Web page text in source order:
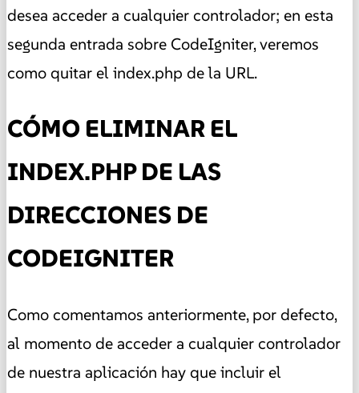
desea acceder a cualquier controlador; en esta
segunda entrada sobre CodeIgniter, veremos
como quitar el index.php de la URL.
CÓMO ELIMINAR EL
INDEX.PHP DE LAS
DIRECCIONES DE
CODEIGNITER
Como comentamos anteriormente, por defecto,
al momento de acceder a cualquier controlador
de nuestra aplicación hay que incluir el